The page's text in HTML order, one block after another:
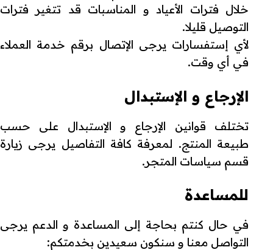
خلال فترات الأعياد و المناسبات قد تتغير فترات
التوصيل قليلا.
لأي إستفسارات يرجى الإتصال برقم خدمة العملاء
في أي وقت.
الإرجاع و الإستبدال
تختلف قوانين الإرجاع و الإستبدال على حسب
طبيعة المنتج. لمعرفة كافة التفاصيل يرجى زيارة
قسم سياسات المتجر.
للمساعدة
في حال كنتم بحاجة إلى المساعدة و الدعم يرجى
التواصل معنا و سنكون سعيدين بخدمتكم: